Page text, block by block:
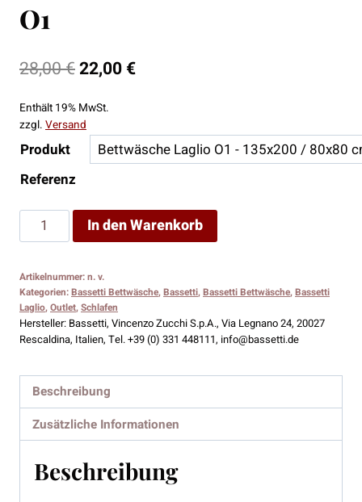
O1
28,00€Ursprünglicher
war:
28,00 €
22,00€Aktueller
22,00 €.
Enthält 19% MwSt.
zzgl. Versand
Produkt
Referenz
Bassetti
Bettwäsche
O1
Menge
In den Warenkorb
Artikelnummer:n. v.
Kategorien:Bassetti Bettwäsche,Bassetti,Bassetti Bettwäsche,Bassetti
Laglio,Outlet,Schlafen
Hersteller: Bassetti, Vincenzo Zucchi S.p.A., Via Legnano 24, 20027
Rescaldina, Italien, Tel. +39 (0) 331 448111, info@bassetti.de
Beschreibung
Zusätzliche Informationen
Beschreibung